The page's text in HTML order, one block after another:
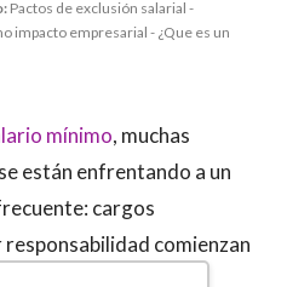
Pactos de exclusión salarial -
impacto empresarial - ¿Que es un
mínimo, muchas
están enfrentando a un
cargos
comienzan